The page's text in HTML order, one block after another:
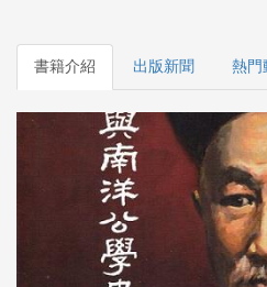
書籍介紹 出版新聞 熱門